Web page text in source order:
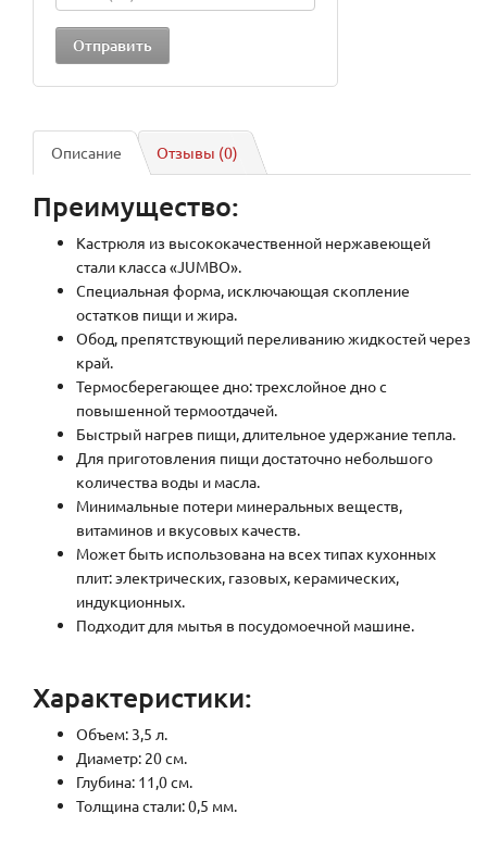
Описание Отзывы (0)
Преимущество:
Кастрюля из высококачественной нержавеющей
стали класса «JUMBO».
Специальная форма, исключающая скопление
остатков пищи и жира.
Обод, препятствующий переливанию жидкостей через
край.
Термосберегающее дно: трехслойное дно с
повышенной термоотдачей.
Быстрый нагрев пищи, длительное удержание тепла.
Для приготовления пищи достаточно небольшого
количества воды и масла.
Минимальные потери минеральных веществ,
витаминов и вкусовых качеств.
Может быть использована на всех типах кухонных
плит: электрических, газовых, керамических,
индукционных.
Подходит для мытья в посудомоечной машине.
Характеристики:
Объем: 3,5 л.
Диаметр: 20 см.
Глубина: 11,0 см.
Толщина стали: 0,5 мм.